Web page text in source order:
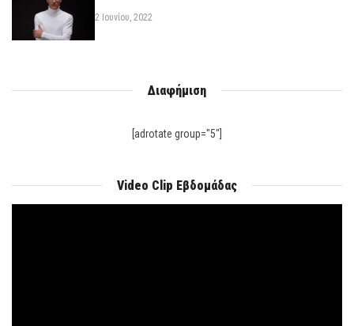
2 Ιουνίου, 2022
Διαφήμιση
[adrotate group="5"]
Video Clip Εβδομάδας